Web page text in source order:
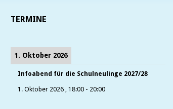
TERMINE
1. Oktober 2026
Infoabend für die Schulneulinge 2027/28
1. Oktober 2026 18:00 - 20:00